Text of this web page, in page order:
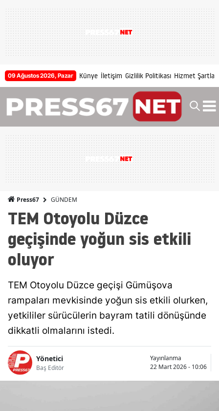
09 Ağustos 2026, Pazar Künye İletişim Gizlilik Politikası Hizmet Şartları
Press67 GÜNDEM
TEM Otoyolu Düzce
geçişinde yoğun sis etkili
oluyor
TEM Otoyolu Düzce geçişi Gümüşova
rampaları mevkisinde yoğun sis etkili olurken,
yetkililer sürücülerin bayram tatili dönüşünde
dikkatli olmalarını istedi.
Yönetici
Baş Editör
Yayınlanma
22 Mart 2026 - 10:06